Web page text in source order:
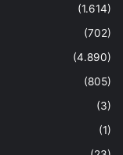
(1.614)
(702)
(4.890)
(805)
(3)
(1)